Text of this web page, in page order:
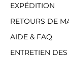
EXPÉDITION
RETOURS DE
AIDE & FAQ
ENTRETIEN